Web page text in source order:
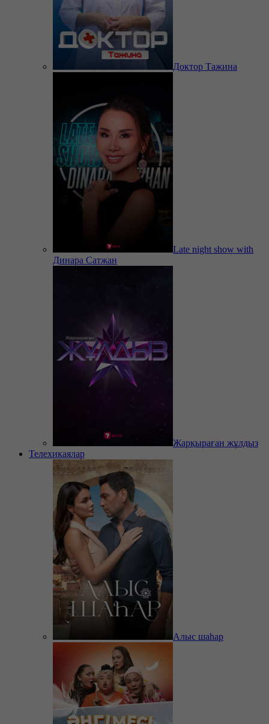
Доктор Тажина
Late night show with
Динара Сатжан
Жарқыраған жұлдыз
Телехикаялар
Алыс шаһар